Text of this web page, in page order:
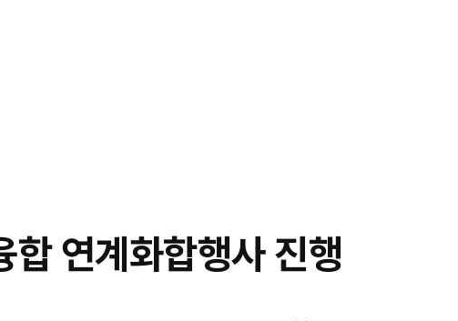
연계화합행사 진행